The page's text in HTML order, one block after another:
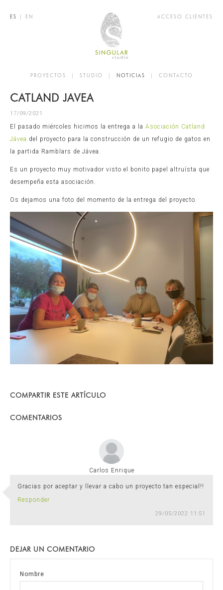
ES | EN ACCESO CLIENTES
PROYECTOS | STUDIO | NOTICIAS | CONTACTO
CATLAND JAVEA
17/09/2021
El pasado miércoles hicimos la entrega a la Asociación Catland
Jávea del proyecto para la construcción de un refugio de gatos en
la partida Ramblars de Jávea.
Es un proyecto muy motivador visto el bonito papel altruísta que
desempeña esta asociación.
Os dejamos una foto del momento de la entrega del proyecto.
COMPARTIR ESTE ARTÍCULO
COMENTARIOS
Carlos Enrique
Gracias por aceptar y llevar a cabo un proyecto tan especial!!
Responder
29/05/2022 11:51
DEJAR UN COMENTARIO
Nombre